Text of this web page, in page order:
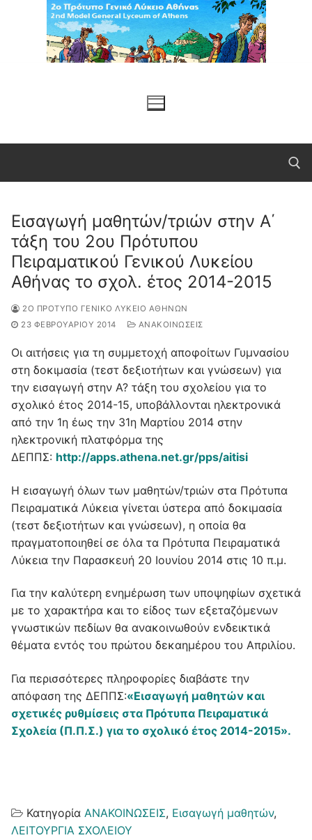
Μετάβαση
περιεχόμενο
Αναζήτηση για:
Εισαγωγή μαθητών/τριών στην Α΄
τάξη του 2ου Πρότυπου
Πειραματικού Γενικού Λυκείου
Αθήνας το σχολ. έτος 2014-2015
2Ο ΠΡΌΤΥΠΟ ΓΕΝΙΚΌ ΛΎΚΕΙΟ ΑΘΗΝΏΝ
23 ΦΕΒΡΟΥΑΡΊΟΥ 2014
ΑΝΑΚΟΙΝΩΣΕΙΣ
Οι αιτήσεις για τη συμμετοχή αποφοίτων Γυμνασίου
στη δοκιμασία (τεστ δεξιοτήτων και γνώσεων) για
την εισαγωγή στην Α? τάξη του σχολείου για το
σχολικό έτος 2014-15, υποβάλλονται ηλεκτρονικά
από την 1η έως την 31η Μαρτίου 2014 στην
ηλεκτρονική πλατφόρμα της
ΔΕΠΠΣ: http://apps.athena.net.gr/pps/aitisi
Η εισαγωγή όλων των μαθητών/τριών στα Πρότυπα
Πειραματικά Λύκεια γίνεται ύστερα από δοκιμασία
(τεστ δεξιοτήτων και γνώσεων), η οποία θα
πραγματοποιηθεί σε όλα τα Πρότυπα Πειραματικά
Λύκεια την Παρασκευή 20 Ιουνίου 2014 στις 10 π.μ.
Για την καλύτερη ενημέρωση των υποψηφίων σχετικά
με το χαρακτήρα και το είδος των εξεταζόμενων
γνωστικών πεδίων θα ανακοινωθούν ενδεικτικά
θέματα εντός του πρώτου δεκαημέρου του Απριλίου.
Για περισσότερες πληροφορίες διαβάστε την
απόφαση της ΔΕΠΠΣ:«Εισαγωγή μαθητών και
σχετικές ρυθμίσεις στα Πρότυπα Πειραματικά
Σχολεία (Π.Π.Σ.) για το σχολικό έτος 2014-2015».
Κατηγορία ΑΝΑΚΟΙΝΩΣΕΙΣ, Εισαγωγή μαθητών,
ΛΕΙΤΟΥΡΓΙΑ ΣΧΟΛΕΙΟΥ